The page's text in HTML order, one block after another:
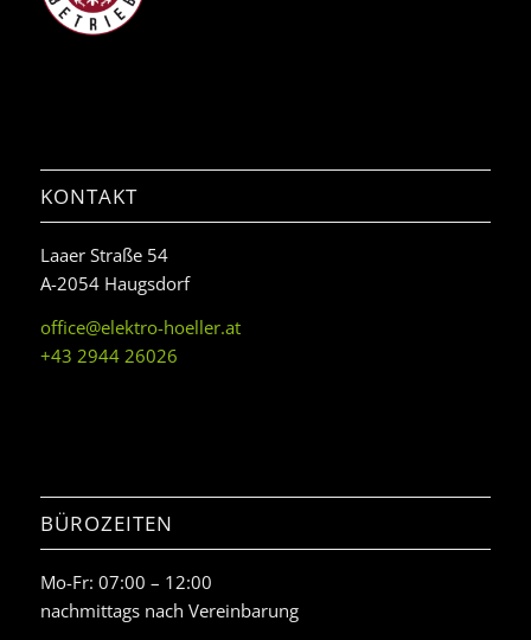
KONTAKT
Laaer Straße 54
A-2054 Haugsdorf
office@elektro-hoeller.at
+43 2944 26026
BÜROZEITEN
Mo-Fr: 07:00 – 12:00
nachmittags nach Vereinbarung